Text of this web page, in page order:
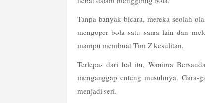
Tanpa banyak bicara, mereka seolah-
mengoper bola satu sama lain dan
mampu membuat Tim Z kesulitan.
Terlepas dari hal itu, Wanima
menganggap enteng musuhnya.
menjadi seri.